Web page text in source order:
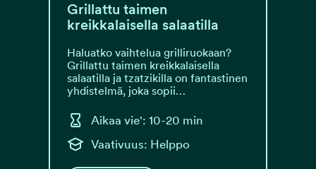
Grillattu taimen
kreikkalaisella salaatilla
Haluatko vaihtelua grilliruokaan?
Grillattu taimen kreikkalaisella
salaatilla ja tzatzikilla on fantastinen
yhdistelmä, joka sopii…
Aikaa vie': 10-20 min
Vaativuus: Helppo